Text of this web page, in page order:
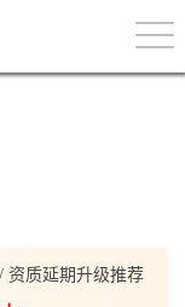
资质延期升级推荐